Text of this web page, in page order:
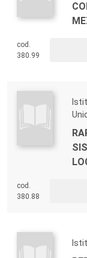
cod.
380.99
cod.
380.88